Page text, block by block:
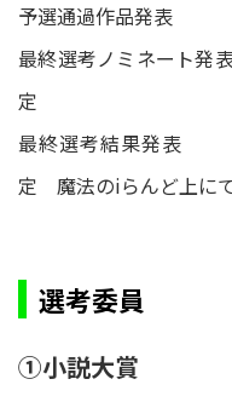
予選通過作品発表
最終選考ノミネート発
定
最終選考結果発表
定 魔法のiらんど上に
選考委員
①小説大賞